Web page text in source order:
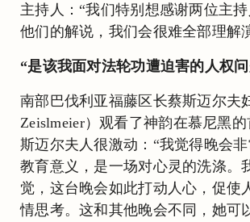
主持人：“我们特别想感谢两位主
他们的解说，我们会很难全部理解
“是该我面对法轮功遭迫害的人权
南部巴伐利亚福藤区长蔡斯迈尔夫
Zeislmeier）观看了神韵在慕尼黑
斯迈尔夫人很激动：“我觉得晚会
教育意义，是一场对心灵的洗涤。
觉，这台晚会如此打动人心，促使
情思考。这和其他晚会不同，她可